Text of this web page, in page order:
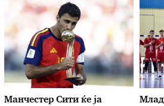
Манчестер Сити ќе ја